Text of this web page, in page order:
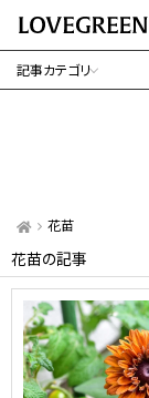
記事カテゴリ
花苗
花苗の記事